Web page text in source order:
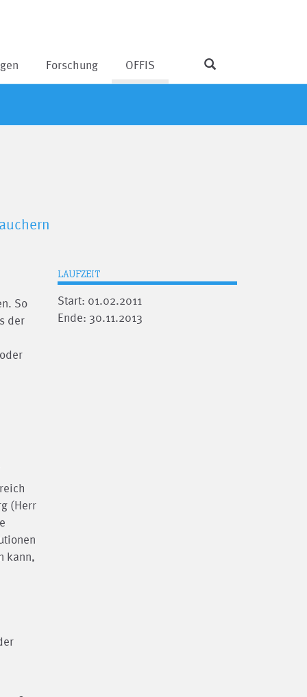
Forschung OFFIS
So
der
(Herr
kann,
LAUFZEIT
Start: 01.02.2011
Ende: 30.11.2013